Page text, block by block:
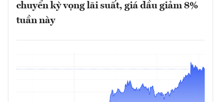
chuyển kỳ vọng lãi suất, giá dầu giảm 8%
tuần này